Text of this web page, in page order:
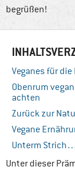
begrüßen!
Veganes für
Obenrum
achten
Zurück zur
Vegane
Unterm
Unter dieser